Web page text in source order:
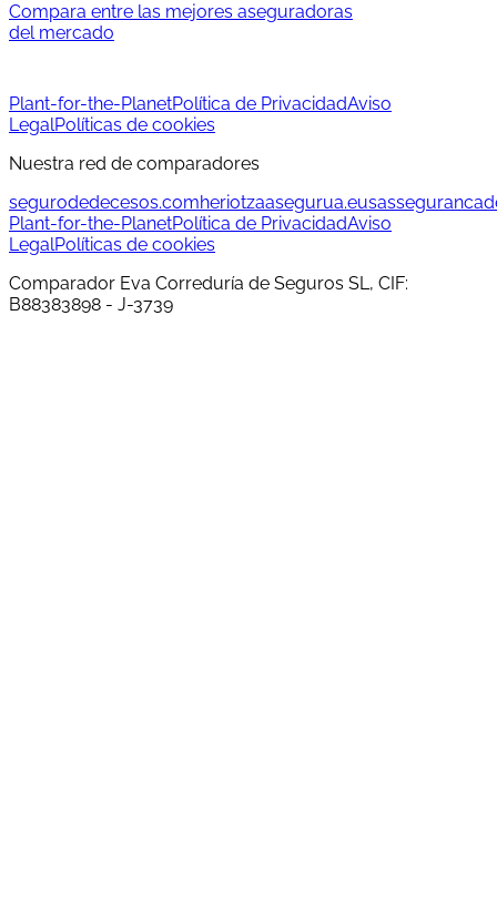
Compara entre las mejores aseguradoras
del mercado
Plant-for-the-PlanetPolítica de PrivacidadAviso
LegalPolíticas de cookies
Nuestra red de comparadores
segurodedecesos.comheriotzaasegurua.eus
Plant-for-the-PlanetPolítica de PrivacidadAviso
LegalPolíticas de cookies
Comparador Eva Correduría de Seguros SL, CIF:
B88383898 - J-3739